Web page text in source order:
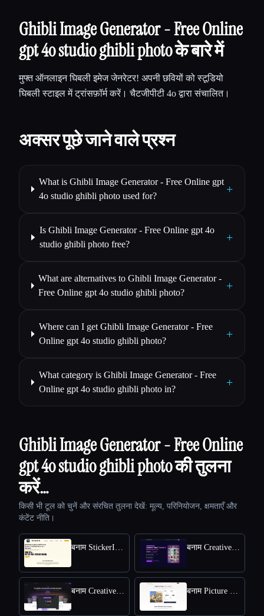
Ghibli Image Generator - Free Online
gpt 4o studio ghibli photo के बारे में
मुफ्त ऑनलाइन घिबली इमेज जेनरेटर! अपनी छवियों को स्टूडियो
घिबली स्टाइल में ट्रांसफ़ॉर्म करें। चैटजीपीटी 4o द्वारा संचालित।
अक्सर पूछे जाने वाले प्रश्न
What is Ghibli Image Generator - Free Online gpt
4o studio ghibli photo used for?
+
Is Ghibli Image Generator - Free Online gpt 4o
studio ghibli photo free?
+
What are alternatives to Ghibli Image Generator -
Free Online gpt 4o studio ghibli photo?
+
Where can I get Ghibli Image Generator - Free
Online gpt 4o studio ghibli photo?
+
What category is Ghibli Image Generator - Free
Online gpt 4o studio ghibli photo in?
+
Ghibli Image Generator - Free Online
gpt 4o studio ghibli photo की तुलना
करें…
किसी भी टूल को चुनें और संरचित तुलना देखें: मूल्य, परिनियोजन, क्षमताएँ और
कंटेंट नीति।
बनाम StickerIt.AI बनाम CreativePixel
बनाम Creative Fabrica बनाम Picture to Drawing